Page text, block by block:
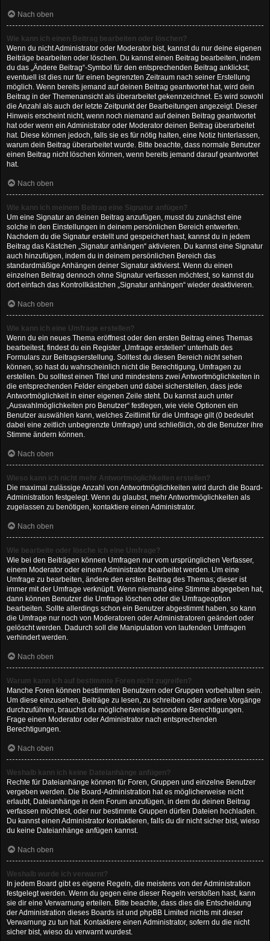
Nach oben
Wie kann ich einen Beitrag bearbeiten oder löschen?
Wenn du nicht Administrator oder Moderator bist, kannst du nur deine eigenen
Beiträge bearbeiten oder löschen. Du kannst einen Beitrag bearbeiten, indem
du das „Ändere Beitrag“-Symbol für den entsprechenden Beitrag anklickst;
eventuell ist dies nur für einen begrenzten Zeitraum nach seiner Erstellung
möglich. Wenn bereits jemand auf deinen Beitrag geantwortet hat, wird dein
Beitrag in der Themenansicht als überarbeitet gekennzeichnet. Es wird sowohl
die Anzahl als auch der letzte Zeitpunkt der Bearbeitungen angezeigt. Dieser
Hinweis erscheint nicht, wenn noch niemand auf deinen Beitrag geantwortet
hat oder wenn ein Administrator oder Moderator deinen Beitrag überarbeitet
hat. Diese können jedoch, falls sie es für nötig halten, eine Notiz hinterlassen,
warum dein Beitrag überarbeitet wurde. Bitte beachte, dass normale Benutzer
einen Beitrag nicht löschen können, wenn bereits jemand darauf geantwortet
hat.
Nach oben
Wie kann ich meinem Beitrag eine Signatur anfügen?
Um eine Signatur an deinen Beitrag anzufügen, musst du zunächst eine
solche in den Einstellungen in deinem persönlichen Bereich entwerfen.
Nachdem du die Signatur erstellt und gespeichert hast, kannst du in jedem
Beitrag das Kästchen „Signatur anhängen“ aktivieren. Du kannst eine Signatur
auch hinzufügen, indem du in deinem persönlichen Bereich das
standardmäßige Anhängen deiner Signatur aktivierst. Wenn du einen
einzelnen Beitrag dennoch ohne Signatur verfassen möchtest, so kannst du
dort einfach das Kontrollkästchen „Signatur anhängen“ wieder deaktivieren.
Nach oben
Wie kann ich eine Umfrage erstellen?
Wenn du ein neues Thema eröffnest oder den ersten Beitrag eines Themas
bearbeitest, findest du ein Register „Umfrage erstellen“ unterhalb des
Formulars zur Beitragserstellung. Solltest du diesen Bereich nicht sehen
können, so hast du wahrscheinlich nicht die Berechtigung, Umfragen zu
erstellen. Du solltest einen Titel und mindestens zwei Antwortmöglichkeiten in
die entsprechenden Felder eingeben und dabei sicherstellen, dass jede
Antwortmöglichkeit in einer eigenen Zeile steht. Du kannst auch unter
„Auswahlmöglichkeiten pro Benutzer“ festlegen, wie viele Optionen ein
Benutzer auswählen kann, welches Zeitlimit für die Umfrage gilt (0 bedeutet
dabei eine zeitlich unbegrenzte Umfrage) und schließlich, ob die Benutzer ihre
Stimme ändern können.
Nach oben
Wieso kann ich nicht mehr Antwortmöglichkeiten erstellen?
Die maximal zulässige Anzahl von Antwortmöglichkeiten wird durch die Board-
Administration festgelegt. Wenn du glaubst, mehr Antwortmöglichkeiten als
zugelassen zu benötigen, kontaktiere einen Administrator.
Nach oben
Wie bearbeite oder lösche ich eine Umfrage?
Wie bei den Beiträgen können Umfragen nur vom ursprünglichen Verfasser,
einem Moderator oder einem Administrator bearbeitet werden. Um eine
Umfrage zu bearbeiten, ändere den ersten Beitrag des Themas; dieser ist
immer mit der Umfrage verknüpft. Wenn niemand eine Stimme abgegeben hat,
dann können Benutzer die Umfrage löschen oder die Umfrageoption
bearbeiten. Sollte allerdings schon ein Benutzer abgestimmt haben, so kann
die Umfrage nur noch von Moderatoren oder Administratoren geändert oder
gelöscht werden. Dadurch soll die Manipulation von laufenden Umfragen
verhindert werden.
Nach oben
Warum kann ich auf bestimmte Foren nicht zugreifen?
Manche Foren können bestimmten Benutzern oder Gruppen vorbehalten sein.
Um diese einzusehen, Beiträge zu lesen, zu schreiben oder andere Vorgänge
durchzuführen, brauchst du möglicherweise besondere Berechtigungen.
Frage einen Moderator oder Administrator nach entsprechenden
Berechtigungen.
Nach oben
Weshalb kann ich keine Dateianhänge anfügen?
Rechte für Dateianhänge können für Foren, Gruppen und einzelne Benutzer
vergeben werden. Die Board-Administration hat es möglicherweise nicht
erlaubt, Dateianhänge in dem Forum anzufügen, in dem du deinen Beitrag
verfassen möchtest, oder nur bestimmte Gruppen dürfen Dateien hochladen.
Du kannst einen Administrator kontaktieren, falls du dir nicht sicher bist, wieso
du keine Dateianhänge anfügen kannst.
Nach oben
Weshalb wurde ich verwarnt?
In jedem Board gibt es eigene Regeln, die meistens von der Administration
festgelegt werden. Wenn du gegen eine dieser Regeln verstoßen hast, kann
sie dir eine Verwarnung erteilen. Bitte beachte, dass dies die Entscheidung
der Administration dieses Boards ist und phpBB Limited nichts mit dieser
Verwarnung zu tun hat. Kontaktiere einen Administrator, sofern du die nicht
sicher bist, wieso du verwarnt wurdest.